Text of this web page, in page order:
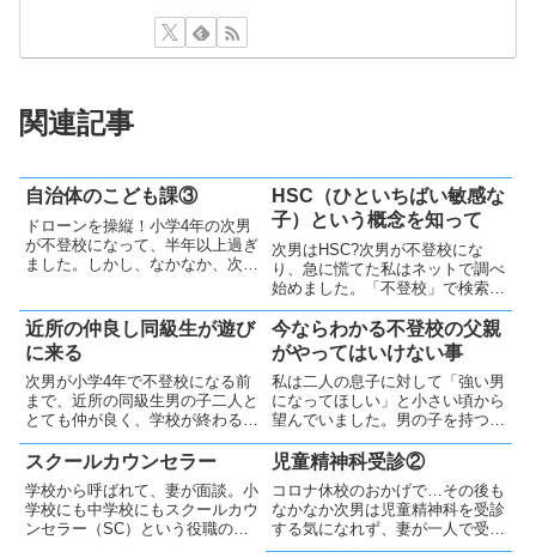
関連記事
自治体のこども課③
ドローンを操縦！小学4年の次男
が不登校になって、半年以上過ぎ
ました。しかし、なかなか、次男
した＜自治体のこども課②＞が）
学校に行っていない事もあり、人
目を気にして外出をしたくない
と...
HSC（ひといちばい敏感な
子）という概念を知って
次男はHSC?次男が不登校にな
り、急に慌てた私はネットで調べ
始めました。「不登校」で検索す
ると「発達障害」「自閉症」など
心配になることが多く記載されて
います。今さら、焦って調べ始め
た自分を責めると共に、これから
でも父親のできる事を精一杯や
ろ...
近所の仲良し同級生が遊び
に来る
次男が小学4年で不登校になる前
まで、近所の同級生男の子二人と
とても仲が良く、学校が終わると
3人のうちの誰かの家に直接行っ
て、一緒に遊んでいました。不登
れるそして、次男が不登校になっ
てからも、その男の子二人は学
校...
今ならわかる不登校の父親
がやってはいけない事
私は二人の息子に対して「強い男
になってほしい」と小さい頃から
望んでいました。男の子を持つお
父さんで、同じように思う方もお
られるのではないでしょうか？今
は何かと大変な世の中です。会社
に入っても、大変な事・理不尽な
事があるでしょうから、そうい
う...
スクールカウンセラー
学校から呼ばれて、妻が面談。小
学校にも中学校にもスクールカウ
ンセラー（SC）という役職の人
児童精神科受診②
コロナ休校のおかげで…その後も
なかなか次男は児童精神科を受診
する気になれず、妻が一人で受診
する日が続きました。未だに、一